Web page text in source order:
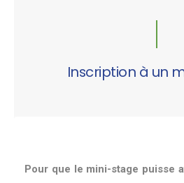
Inscription à un
Pour que le mini-stage puisse